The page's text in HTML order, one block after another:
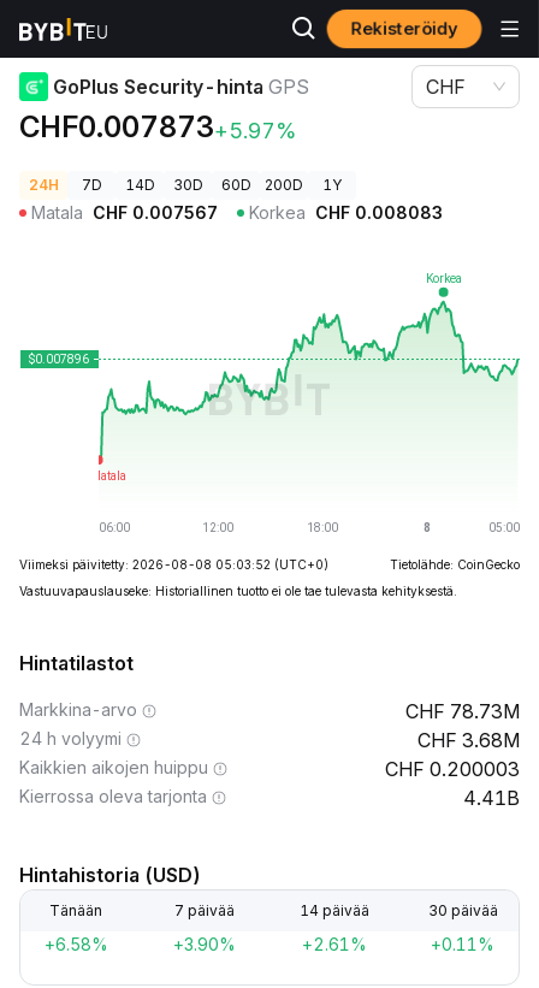
Rekisteröidy
Kryptohinnat GoPlus Security-hinta GPS
GoPlus Security-hinta GPS
CHF0.007873+5.97%
CHF
24H 7D 14D 30D 60D 200D 1Y
Matala CHF 0.007567 Korkea CHF 0.008083
Viimeksi päivitetty: 2026-08-08 05:03:52 (UTC+0)
Tietolähde: CoinGecko
Vastuuvapauslauseke: Historiallinen tuotto ei ole tae tulevasta kehityksestä.
Hintatilastot
Markkina-arvo 78.73M
24 h volyymi 3.68M
Kaikkien aikojen huippu 0.200003
Kierrossa oleva tarjonta 4.41B
Hintahistoria (USD)
Tänään 7 päivää 14 päivää 30 päivää
+6.58% +3.90% +2.61% +0.11%